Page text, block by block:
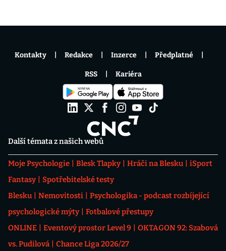
Další témata z našich webů
Moje Psychologie Blesk Tlapky Hráči na Blesku
iSport
Fantasy
Spotřebitelské testy
Blesku
Nemovitosti
Psychologika - podcast rozbíjející
psychologické mýty
Fotbalové přestupy
ONLINE
Eventový prostor Level 9
OKTAGON 92: Szabová
vs. Pudilová
Chance Liga 2026/27
Kontakty Redakce Inzerce Předplatné
RSS Kariéra